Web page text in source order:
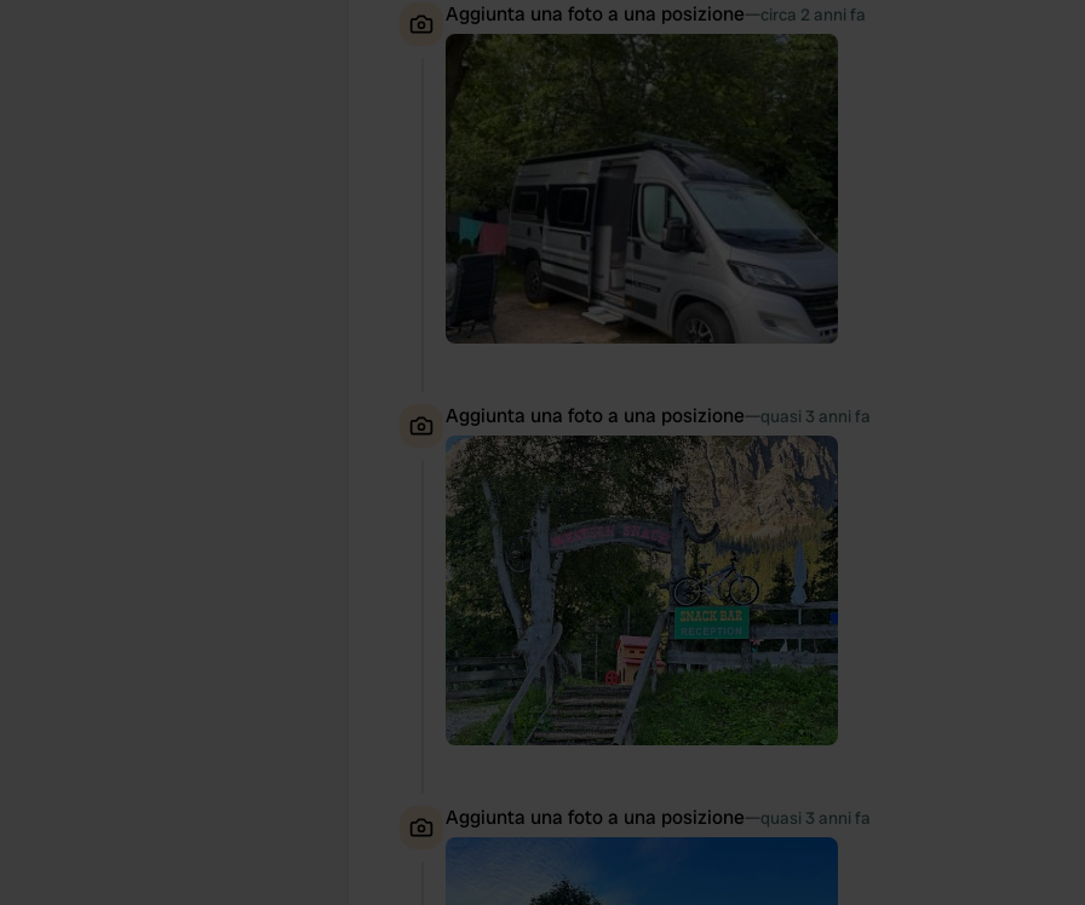
Aggiunta una foto a una posizione—circa 2 anni fa
Aggiunta una foto a una posizione—quasi 3 anni fa
Aggiunta una foto a una posizione—quasi 3 anni fa